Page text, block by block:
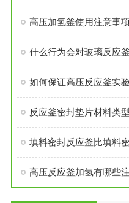
高压加氢釜使用注意事
什么行为会对玻璃反应
如何保证高压反应釜实
反应釜密封垫片材料类
填料密封反应釜比填料
高压反应釜加氢有哪些